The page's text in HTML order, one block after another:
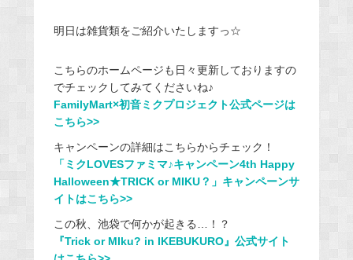
明日は雑貨類をご紹介いたしますっ☆
こちらのホームページも日々更新しておりますの
でチェックしてみてくださいね♪
FamilyMart×初音ミクプロジェクト公式ページは
こちら>>
キャンペーンの詳細はこちらからチェック！
「ミクLOVESファミマ♪キャンペーン4th Happy
Halloween★TRICK or MIKU？」キャンペーンサ
イトはこちら>>
この秋、池袋で何かが起きる…！？
『Trick or MIku? in IKEBUKURO』公式サイト